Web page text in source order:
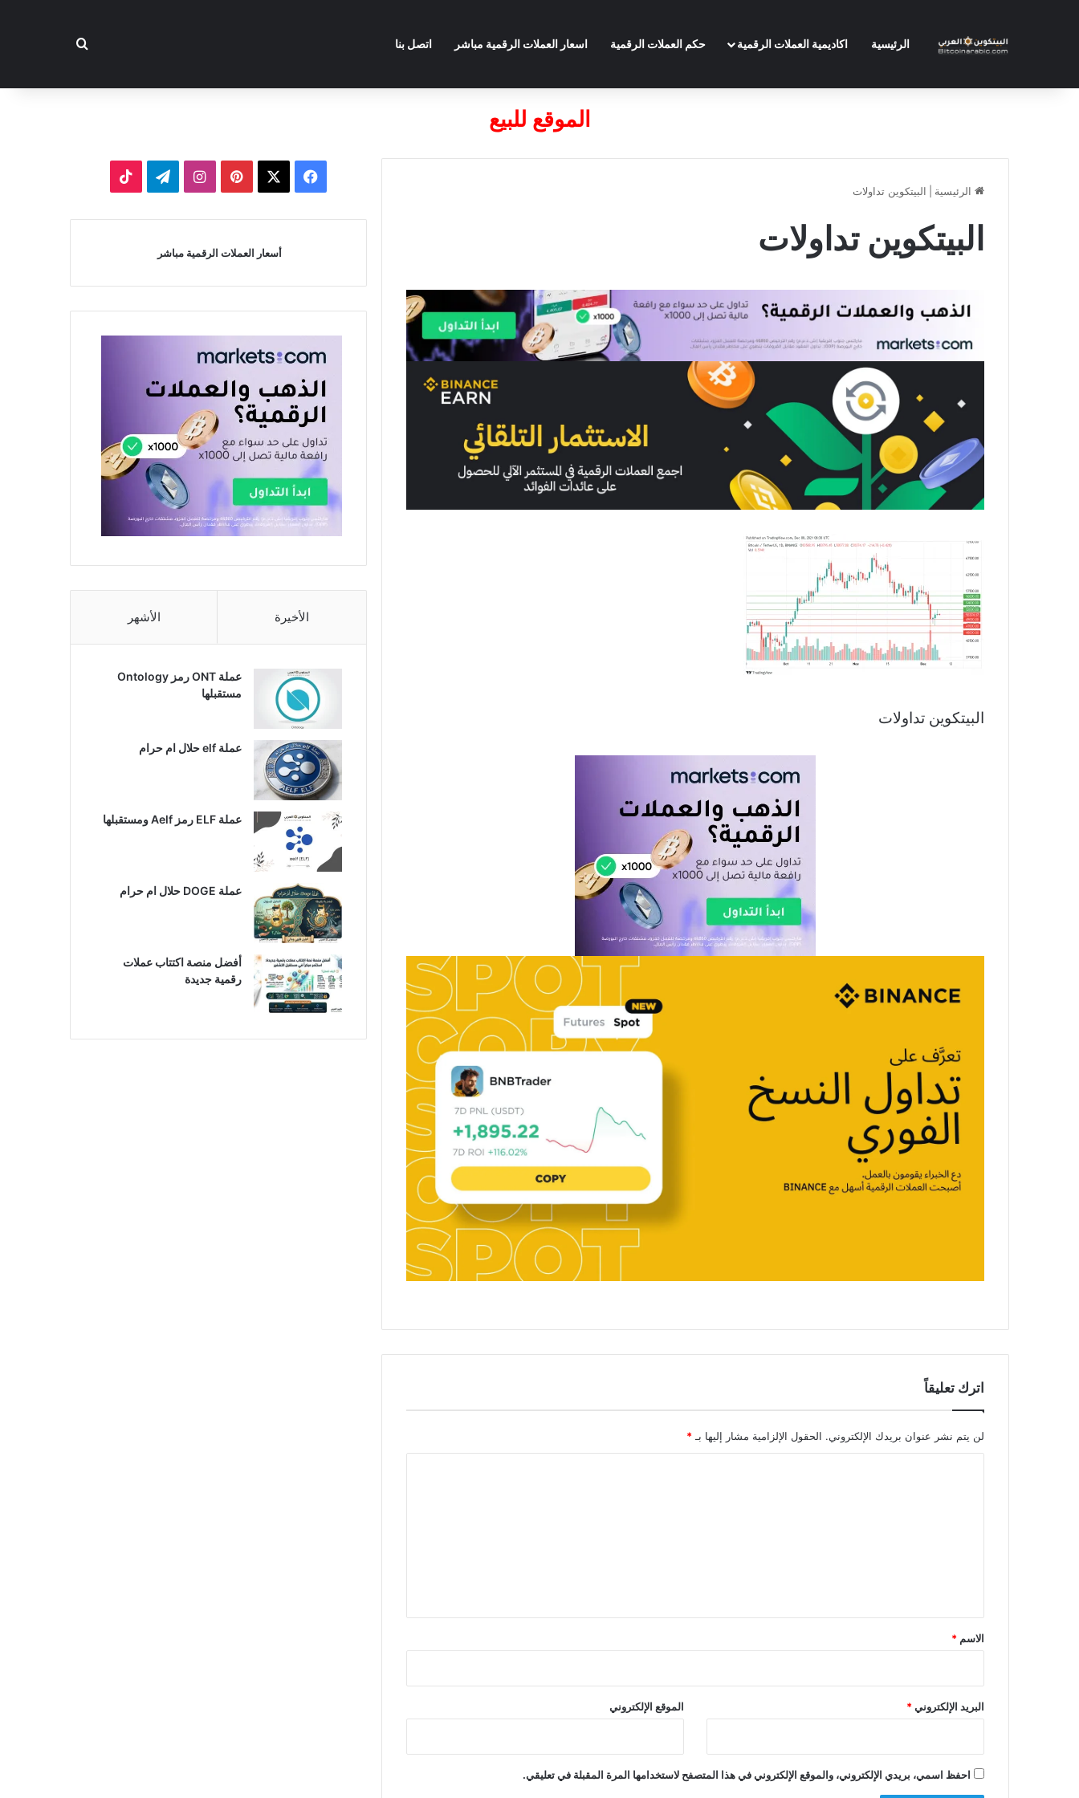
الرئيسية اكاديمية العملات الرقمية حكم العملات الرقمية اسعار العملات الرقمية مباشر اتصل بنا بحث عن
الموقع للبيع
الرئيسية البيتكوين تداولات
البيتكوين تداولات
البيتكوين تداولات
اترك تعليقاً
لن يتم نشر عنوان بريدك الإلكتروني. الحقول الإلزامية مشار إليها بـ*
*
الاسم *
البريد الإلكتروني* الموقع الإلكتروني
احفظ اسمي، بريدي الإلكتروني، والموقع الإلكتروني في هذا المتصفح لاستخدامها المرة المقبلة في تعليقي.
فيسبوك بينتيريستانستقرامتيلقرام
أسعار العملات الرقمية مباشر
الأخيرة الأشهر
عملة ONT رمز Ontology
مستقبلها
عملة elf حلال ام حرام
عملة ELF رمز Aelf ومستقبلها
عملة DOGE حلال ام حرام
أفضل منصة اكتتاب عملات
رقمية جديدة